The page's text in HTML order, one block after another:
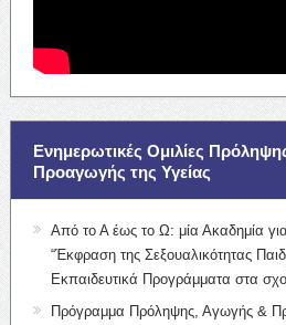
Ενημερωτικές Ομιλίες
Προαγωγής της Υγείας
Από το Α έως το Ω: μία Ακαδημία
“Έκφραση της Σεξουαλικότητας
Εκπαιδευτικά Προγράμματα στα
Πρόγραμμα Πρόληψης, Αγωγής &